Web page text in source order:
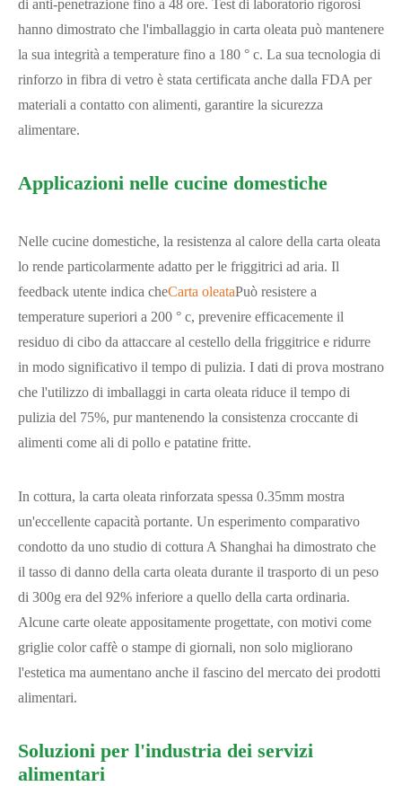
di anti-penetrazione fino a 48 ore. Test di laboratorio rigorosi
hanno dimostrato che l'imballaggio in carta oleata può mantenere
la sua integrità a temperature fino a 180 ° c. La sua tecnologia di
rinforzo in fibra di vetro è stata certificata anche dalla FDA per
materiali a contatto con alimenti, garantire la sicurezza
alimentare.
Applicazioni nelle cucine domestiche
Nelle cucine domestiche, la resistenza al calore della carta oleata
lo rende particolarmente adatto per le friggitrici ad aria. Il
feedback utente indica cheCarta oleataPuò resistere a
temperature superiori a 200 ° c, prevenire efficacemente il
residuo di cibo da attaccare al cestello della friggitrice e ridurre
in modo significativo il tempo di pulizia. I dati di prova mostrano
che l'utilizzo di imballaggi in carta oleata riduce il tempo di
pulizia del 75%, pur mantenendo la consistenza croccante di
alimenti come ali di pollo e patatine fritte.
In cottura, la carta oleata rinforzata spessa 0.35mm mostra
un'eccellente capacità portante. Un esperimento comparativo
condotto da uno studio di cottura A Shanghai ha dimostrato che
il tasso di danno della carta oleata durante il trasporto di un peso
di 300g era del 92% inferiore a quello della carta ordinaria.
Alcune carte oleate appositamente progettate, con motivi come
griglie color caffè o stampe di giornali, non solo migliorano
l'estetica ma aumentano anche il fascino del mercato dei prodotti
alimentari.
Soluzioni per l'industria dei servizi
alimentari